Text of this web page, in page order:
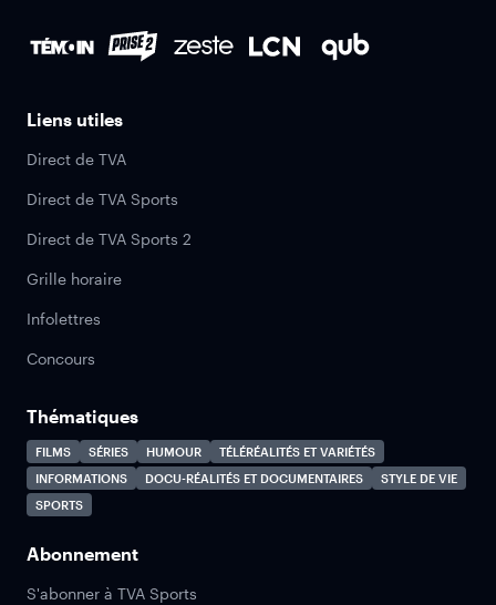
Liens utiles
Direct de TVA
Direct de TVA Sports
Direct de TVA Sports 2
Grille horaire
Infolettres
Concours
Thématiques
FILMS SÉRIES HUMOUR
TÉLÉRÉALITÉS ET VARIÉTÉS
INFORMATIONS
DOCU-RÉALITÉS ET DOCUMENTAIRES
STYLE DE VIE
SPORTS
Abonnement
S'abonner à TVA Sports